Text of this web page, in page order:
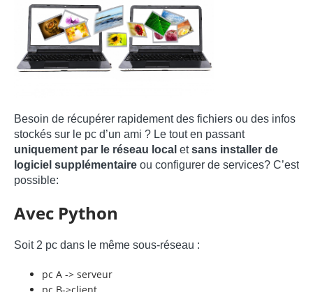
Besoin de récupérer rapidement des fichiers ou des infos
stockés sur le pc d’un ami ? Le tout en passant
uniquement par le réseau local etsans installer de
logiciel supplémentaire ou configurer de services? C’est
possible:
Avec Python
Soit 2 pc dans le même sous-réseau :
pc A -> serveur